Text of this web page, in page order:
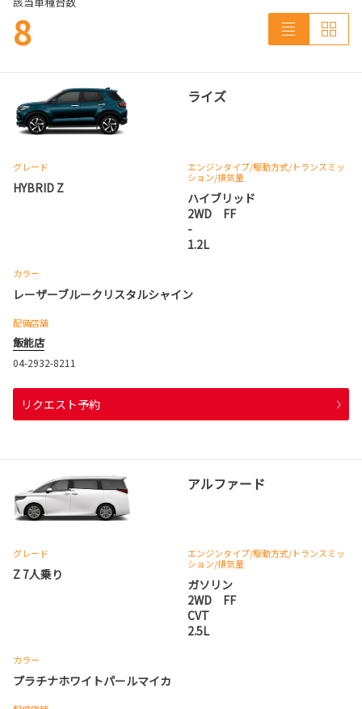
8
ライズ
グレード
HYBRID Z
エンジンタイプ/駆動方式/トランスミッ
ション/排気量
ハイブリッド
2WD FF
-
1.2L
カラー
レーザーブルークリスタルシャイン
配備店舗
飯能店
04-2932-8211
リクエスト予約
アルファード
グレード
Z 7人乗り
エンジンタイプ/駆動方式/トランスミッ
ション/排気量
ガソリン
2WD FF
CVT
2.5L
カラー
プラチナホワイトパールマイカ